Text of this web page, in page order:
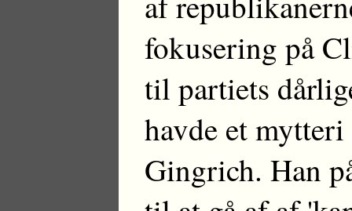
fokusering på
til partiets
havde et
Gingrich. Han